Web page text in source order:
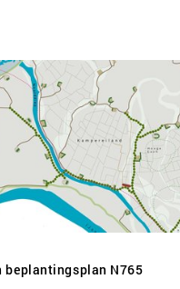
beplantingsplan N765